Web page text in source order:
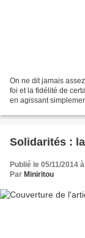
On ne dit jamais
foi et la fidélité de
en agissant
Solidarités :
Publié le 05/11/2014
Par Miniritou